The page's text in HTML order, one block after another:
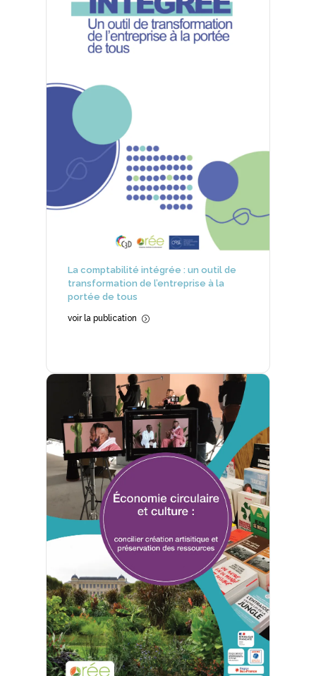
La comptabilité intégrée : un outil de
transformation de l’entreprise à la
portée de tous
voir la publication =